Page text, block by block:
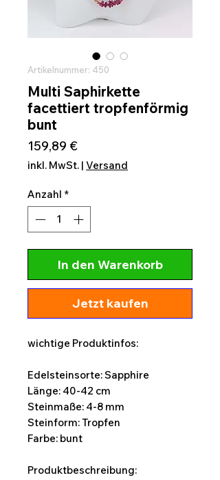
Artikelnummer: 450
Multi Saphirkette
facettiert tropfenförmig
bunt
159,89 €Preis
inkl. MwSt. | Versand
Anzahl *
In den Warenkorb
Jetzt kaufen
wichtige Produktinfos:
Edelsteinsorte: Sapphire
Länge: 40-42 cm
Steinmaße: 4-8 mm
Steinform: Tropfen
Farbe: bunt
Produktbeschreibung: